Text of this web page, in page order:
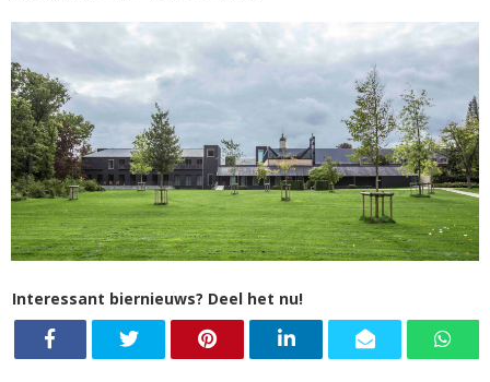
Interessant biernieuws? Deel het nu!